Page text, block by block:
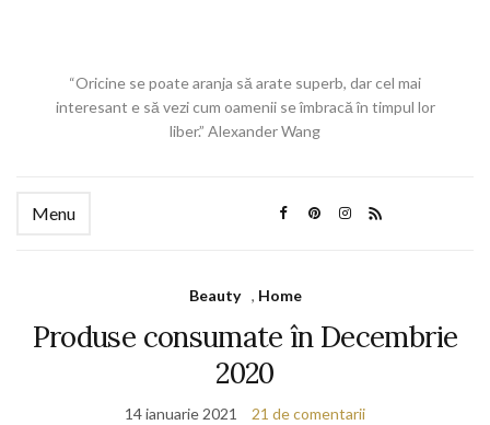
“Oricine se poate aranja să arate superb, dar cel mai
interesant e să vezi cum oamenii se îmbracă în timpul lor
liber.” Alexander Wang
Menu
Beauty , Home
Produse consumate în Decembrie
2020
14 ianuarie 2021 21 de comentarii